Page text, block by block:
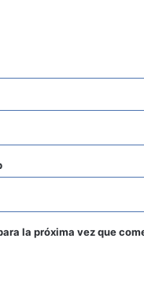
la próxima vez que